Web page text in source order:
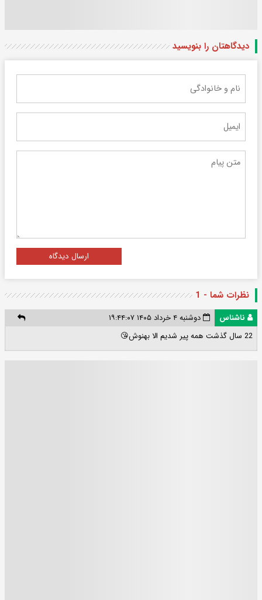
دیدگاهتان را بنویسید
ارسال دیدگاه
نظرات شما - 1
ناشناس
دوشنبه ۴ خرداد ۱۴۰۵ ۱۹:۴۴:۰۷
22 سال گذشت همه پیر شدیم الا بهنوش😘